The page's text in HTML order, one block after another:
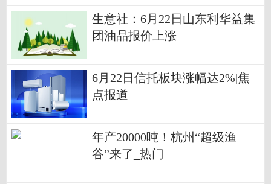
生意社：6月22日山东利华益集
团油品报价上涨
6月22日信托板块涨幅达2%|焦
点报道
年产20000吨！杭州“超级渔
谷”来了_热门